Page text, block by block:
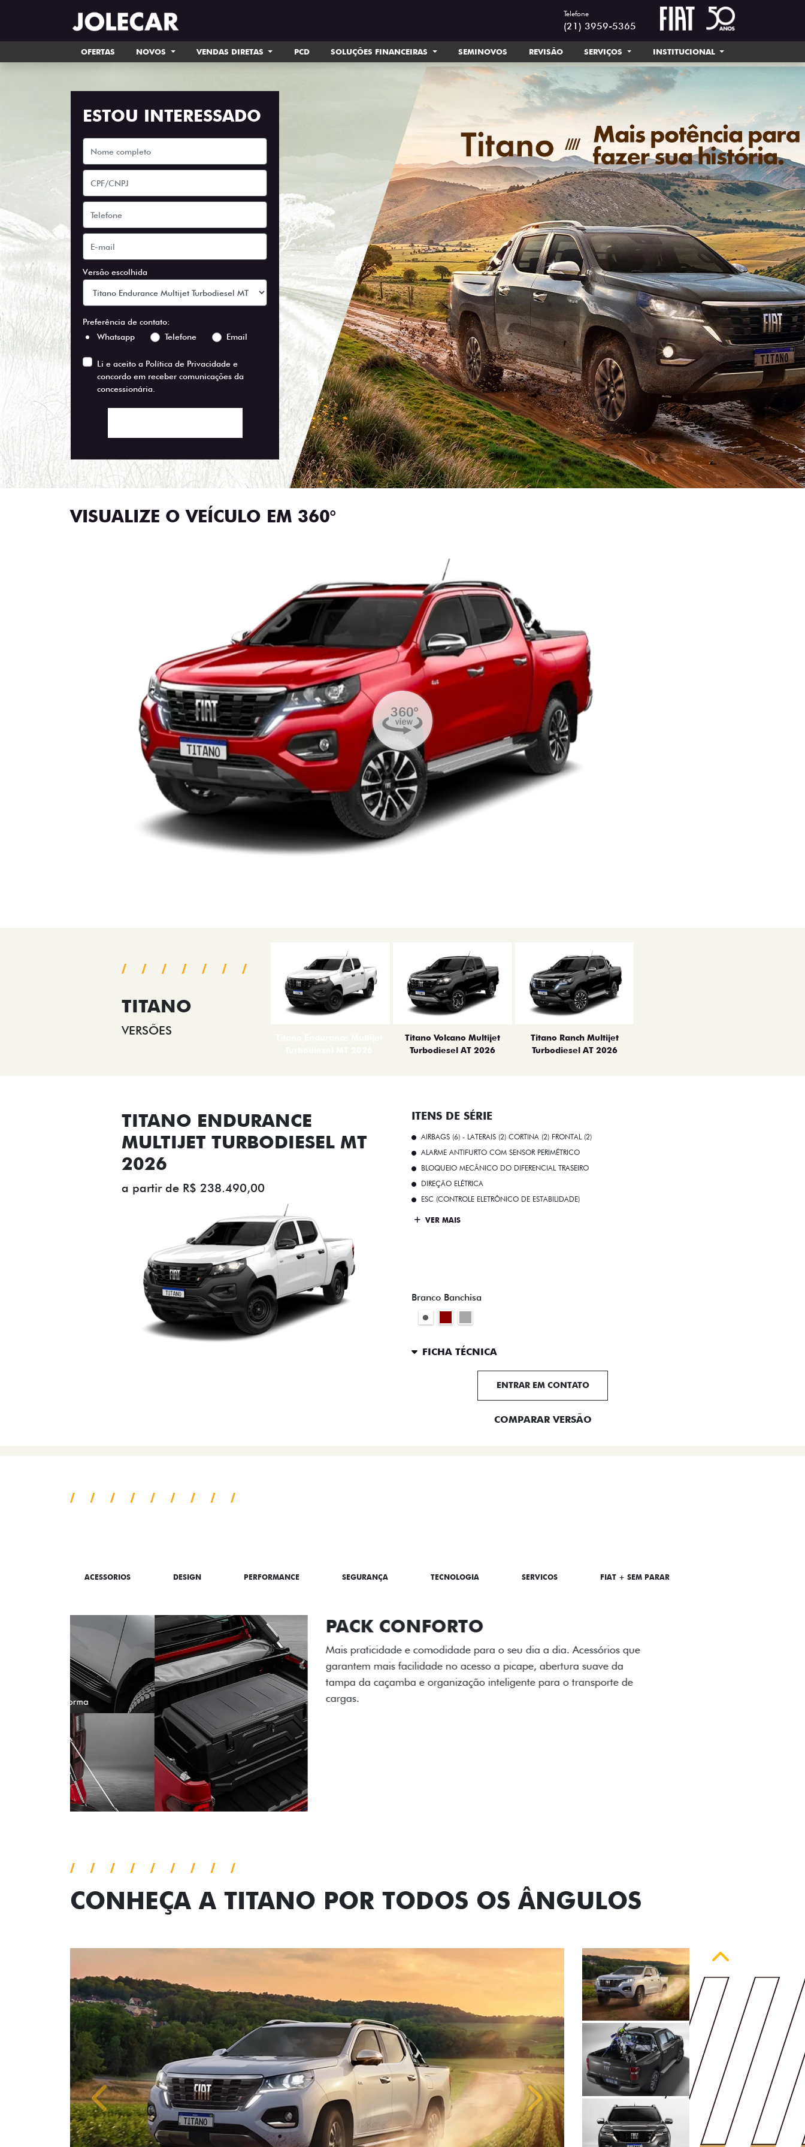
Telefone
(21) 3959-5365
OFERTAS NOVOS VENDAS DIRETAS PCD SOLUÇÕES FINANCEIRAS SEMINOVOS REVISÃO SERVIÇOS INSTITUCIONAL
ESTOU INTERESSADO
Versão escolhida
Preferência de contato:
Whatsapp
Telefone Email
Li e aceito a Política de Privacidade e
concordo em receber comunicações da
concessionária.
VISUALIZE O VEÍCULO EM 360°
TITANO
VERSÕES
Titano Volcano Multijet
Turbodiesel AT 2026
Titano Ranch Multijet
Turbodiesel AT 2026
TITANO ENDURANCE
MULTIJET TURBODIESEL MT
2026
a partir de R$ 238.490,00
ITENS DE SÉRIE
AIRBAGS (6) - LATERAIS (2) CORTINA (2) FRONTAL (2)
ALARME ANTIFURTO COM SENSOR PERIMÉTRICO
BLOQUEIO MECÂNICO DO DIFERENCIAL TRASEIRO
DIREÇÃO ELÉTRICA
ESC (CONTROLE ELETRÔNICO DE ESTABILIDADE)
VER MAIS
Branco Banchisa
FICHA TÉCNICA
ENTRAR EM CONTATO
COMPARAR VERSÃO
ACESSORIOS DESIGN PERFORMANCE SEGURANÇA TECNOLOGIA SERVICOS FIAT + SEM PARAR
PACK OFF-ROAD
Prepare sua picape para qualquer desafio. O Pack off-road combina
engate de reboque para até 3,5 toneladas, alargadores de para-
lamas e overbumper, oferecendo mais capacidade de reboque,
CONHEÇA A TITANO POR TODOS OS ÂNGULOS
Anterior Próximo
Anterior